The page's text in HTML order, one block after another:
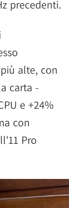
precedenti.
alte, con
carta -
e +24%
con
Pro